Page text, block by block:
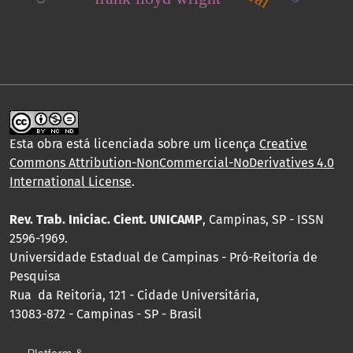
Esta obra está licenciada sobre um licença Creative
Commons Attribution-NonCommercial-NoDerivatives 4.0
International License.
Rev. Trab. Iniciac. Cient. UNICAMP, Campinas, SP - ISSN
2596-1969.
Universidade Estadual de Campinas - Pró-Reitoria de
Pesquisa
Rua da Reitoria, 121 - Cidade Universitária,
13083-872 - Campinas - SP - Brasil